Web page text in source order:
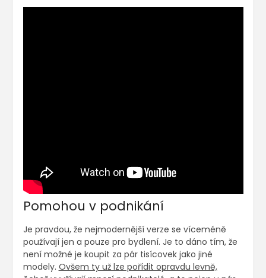
Pomohou v podnikání
Je pravdou, že nejmodernější verze se víceméně
používají jen a pouze pro bydlení. Je to dáno tím, že
není možné je koupit za pár tisícovek jako jiné
modely. Ovšem ty už lze pořídit opravdu levně,